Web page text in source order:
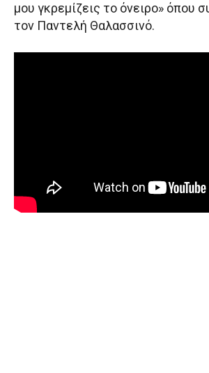
μου γκρεμίζεις το όνειρο» όπου
τον Παντελή Θαλασσινό.